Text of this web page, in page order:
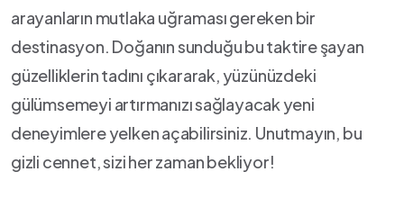
arayanların mutlaka uğraması gereken‌ bir
‌destinasyon. Doğanın​ sunduğu​ bu⁢ taktire⁤ şayan
güzelliklerin​ tadını çıkararak, ‌yüzünüzdeki
gülümsemeyi artırmanızı ⁢sağlayacak ⁣yeni
deneyimlere yelken⁣ açabilirsiniz. Unutmayın, ​bu
gizli cennet, ​sizi her zaman bekliyor!